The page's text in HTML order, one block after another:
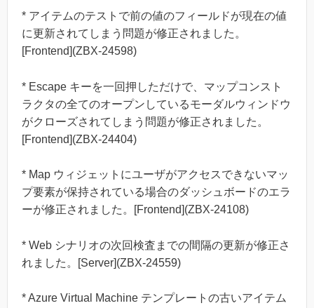
* アイテムのテストで前の値のフィールドが現在の値
に更新されてしまう問題が修正されました。
[Frontend](ZBX-24598)
* Escape キーを一回押しただけで、マップコンスト
ラクタの全てのオープンしているモーダルウィンドウ
がクローズされてしまう問題が修正されました。
[Frontend](ZBX-24404)
* Map ウィジェットにユーザがアクセスできないマッ
プ要素が保持されている場合のダッシュボードのエラ
ーが修正されました。[Frontend](ZBX-24108)
* Web シナリオの次回検査までの間隔の更新が修正さ
れました。[Server](ZBX-24559)
* Azure Virtual Machine テンプレートの古いアイテム